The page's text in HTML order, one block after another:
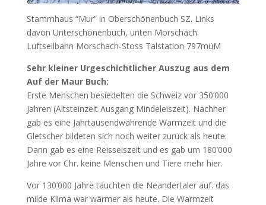
Stammhaus “Mur” in Oberschönenbuch SZ. Links
davon Unterschönenbuch, unten Morschach.
Luftseilbahn Morschach-Stoss Talstation 797müM
Sehr kleiner Urgeschichtlicher Auszug aus dem
Auf der Maur Buch:
Erste Menschen besiedelten die Schweiz vor 350’000
Jahren (Altsteinzeit Ausgang Mindeleiszeit). Nachher
gab es eine Jahrtausendwährende Warmzeit und die
Gletscher bildeten sich noch weiter zurück als heute.
Dann gab es eine Reisseiszeit und es gab um 180’000
Jahre vor Chr. keine Menschen und Tiere mehr hier.
Vor 130’000 Jahre tauchten die Neandertaler auf. das
milde Klima war wärmer als heute. Die Warmzeit